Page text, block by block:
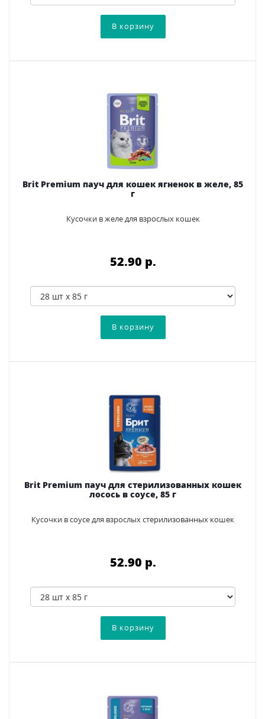
Brit Premium пауч для кошек ягненок в желе, 85
г
Кусочки в желе для взрослых кошек
52.90 p.
Brit Premium пауч для стерилизованных кошек
лосось в соусе, 85 г
Кусочки в соусе для взрослых стерилизованных кошек
52.90 p.